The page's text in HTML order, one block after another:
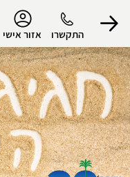
התקשרו אזור אישי